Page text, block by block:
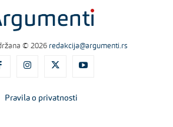
© 2026 redakcija@argumenti.rs
Pravila o privatnosti